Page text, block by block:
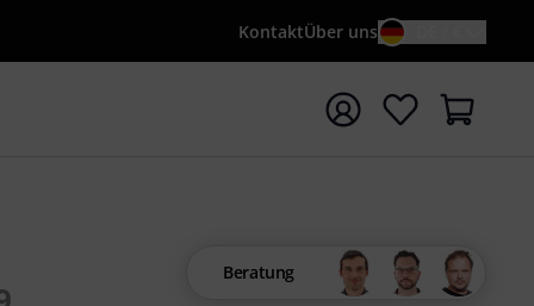
KontaktÜber uns
mit Suchwort {searchTerm} starten
Beratung